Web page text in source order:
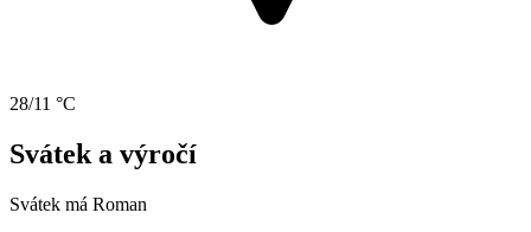
28/11 °C
Svátek a výročí
Svátek má Roman